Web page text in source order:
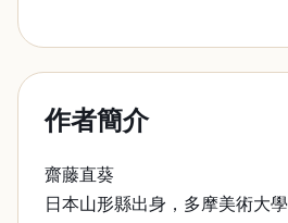
作者簡介
齋藤直葵
日本山形縣出身，多摩美術大